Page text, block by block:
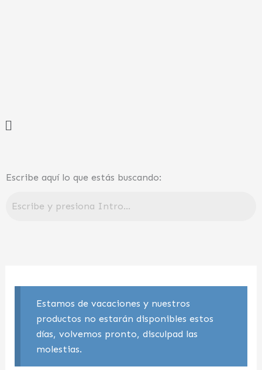
Menú
Escribe aquí lo que estás buscando:
Estamos de vacaciones y nuestros
productos no estarán disponibles estos
días, volvemos pronto, disculpad las
molestias.